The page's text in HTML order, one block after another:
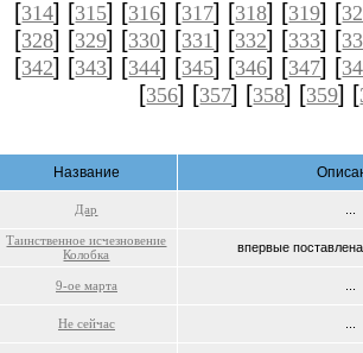
[314] [315] [316] [317] [318] [319] [
[328] [329] [330] [331] [332] [333] [
[342] [343] [344] [345] [346] [347] [
[356] [357] [358] [359] [
Название
Дар
Таинственное исчезновение
Колобка
впервые
9-ое марта
Не сейчас